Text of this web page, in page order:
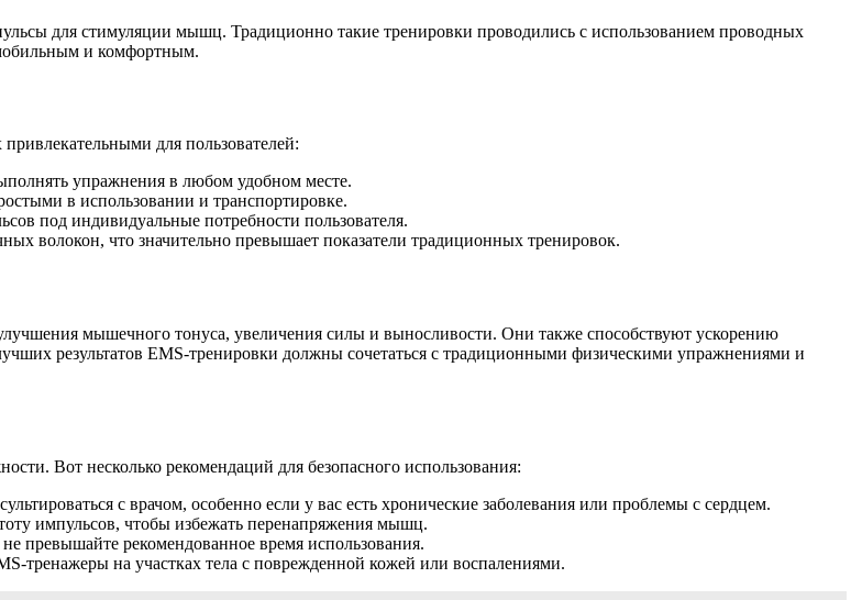
для стимуляции мышц. Традиционно такие тренировки проводились с использованием проводных
и комфортным.
для пользователей:
упражнения в любом удобном месте.
в использовании и транспортировке.
под индивидуальные потребности пользователя.
волокон, что значительно превышает показатели традиционных тренировок.
мышечного тонуса, увеличения силы и выносливости. Они также способствуют ускорению
результатов EMS-тренировки должны сочетаться с традиционными физическими упражнениями и
Вот несколько рекомендаций для безопасного использования:
с врачом, особенно если у вас есть хронические заболевания или проблемы с сердцем.
импульсов, чтобы избежать перенапряжения мышц.
превышайте рекомендованное время использования.
тренажеры на участках тела с поврежденной кожей или воспалениями.